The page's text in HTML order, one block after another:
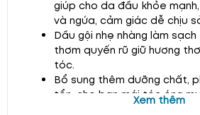
giúp cho da đầu khỏe
và ngứa, cảm giác dễ chịu
Dầu gội nhẹ nhàng làm
thơm quyến rũ giữ hương
tóc.
Bổ sung thêm dưỡng chất,
tổn, cho bạn mái tóc óng
Xem thêm